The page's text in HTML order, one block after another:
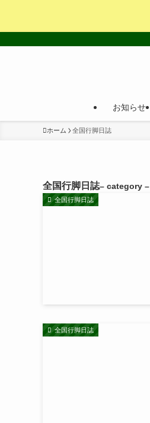
お知らせ
ホーム 全国行脚日誌
全国行脚日誌– category –
全国行脚日誌
全国行脚日誌